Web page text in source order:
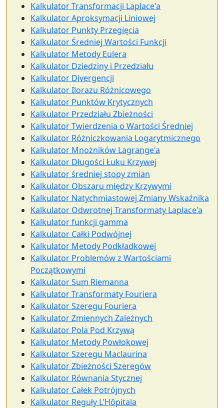
Kalkulator Transformacji Laplace'a
Kalkulator Aproksymacji Liniowej
Kalkulator Punkty Przegięcia
Kalkulator Średniej Wartości Funkcji
Kalkulator Metody Eulera
Kalkulator Dziedziny i Przedziału
Kalkulator Divergencji
Kalkulator Ilorazu Różnicowego
Kalkulator Punktów Krytycznych
Kalkulator Przedziału Zbieżności
Kalkulator Twierdzenia o Wartości Średniej
Kalkulator Różniczkowania Logarytmicznego
Kalkulator Mnożników Lagrange'a
Kalkulator Długości Łuku Krzywej
Kalkulator średniej stopy zmian
Kalkulator Obszaru między Krzywymi
Kalkulator Natychmiastowej Zmiany Wskaźnika
Kalkulator Odwrotnej Transformaty Laplace'a
Kalkulator funkcji gamma
Kalkulator Całki Podwójnej
Kalkulator Metody Podkładkowej
Kalkulator Problemów z Wartościami
Początkowymi
Kalkulator Sum Riemanna
Kalkulator Transformaty Fouriera
Kalkulator Szeregu Fouriera
Kalkulator Zmiennych Zależnych
Kalkulator Pola Pod Krzywą
Kalkulator Metody Powłokowej
Kalkulator Szeregu Maclaurina
Kalkulator Zbieżności Szeregów
Kalkulator Równania Stycznej
Kalkulator Całek Potrójnych
Kalkulator Reguły L'Hôpitala